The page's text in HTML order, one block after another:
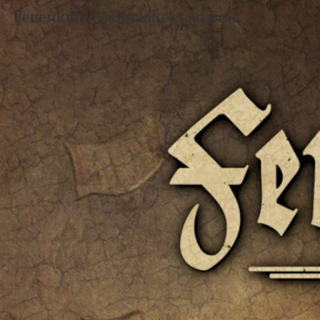
Feuerdorn – Mittelalter und Folk